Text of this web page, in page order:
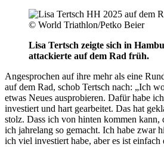
© World Triathlon/Petko Beier
Lisa Tertsch zeigte sich in
attackierte auf dem Rad früh.
Angesprochen auf ihre mehr als eine
auf dem Rad, schob Tertsch nach: „Ich
etwas Neues ausprobieren. Dafür habe
investiert und hart gearbeitet. Das hat
stolz. Dass ich von hinten kommen kann,
ich jahrelang so gemacht. Ich habe zwar
ich viel investiert habe, aber es ist einfach